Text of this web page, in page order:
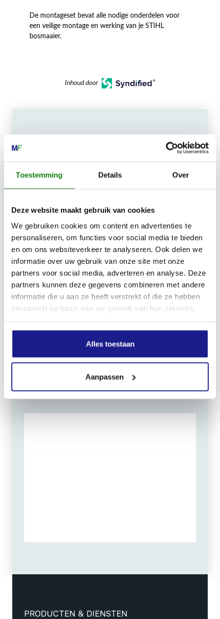
Toestemming Details Over
Deze website maakt gebruik van cookies
We gebruiken cookies om content en advertenties te
personaliseren, om functies voor social media te bieden
en om ons websiteverkeer te analyseren. Ook delen we
informatie over uw gebruik van onze site met onze
partners voor social media, adverteren en analyse. Deze
partners kunnen deze gegevens combineren met andere
informatie die u aan ze heeft verstrekt of die ze hebben
verzameld op basis van uw gebruik van hun services.
Alles toestaan
Aanpassen
De montageset bevat alle nodige onderdelen voor
een veilige montage en werking van je STIHL
bosmaaier.
Inhoud door
8801 RD Franeker
0517-396800
info@mechanisatiefraneker.nl
Bij storing: 06-83139573
OPENINGSTIJDEN
Routebeschrijving
PRODUCTEN & DIENSTEN